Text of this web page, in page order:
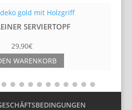
SERVIERTOPF
29,90€
WARENKORB